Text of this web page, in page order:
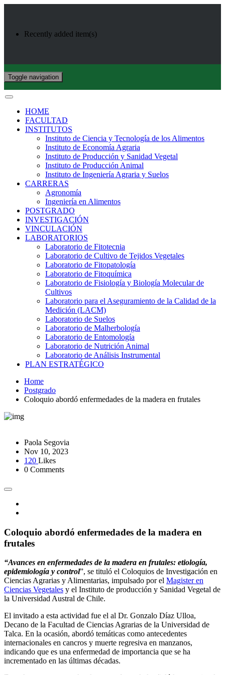
Recently added item(s)
Toggle navigation
HOME
FACULTAD
INSTITUTOS
Instituto de Ciencia y Tecnología de los Alimentos
Instituto de Economía Agraria
Instituto de Producción y Sanidad Vegetal
Instituto de Producción Animal
Instituto de Ingeniería Agraria y Suelos
CARRERAS
Agronomía
Ingeniería en Alimentos
POSTGRADO
INVESTIGACIÓN
VINCULACIÓN
LABORATORIOS
Laboratorio de Fitotecnia
Laboratorio de Cultivo de Tejidos Vegetales
Laboratorio de Fitopatología
Laboratorio de Fitoquímica
Laboratorio de Fisiología y Biología Molecular de
Cultivos
Laboratorio para el Aseguramiento de la Calidad de la
Medición (LACM)
Laboratorio de Suelos
Laboratorio de Malherbología
Laboratorio de Entomología
Laboratorio de Nutrición Animal
Laboratorio de Análisis Instrumental
PLAN ESTRATÉGICO
Home
Postgrado
Coloquio abordó enfermedades de la madera en frutales
Paola Segovia
Nov 10, 2023
120 Likes
0 Comments
Coloquio abordó enfermedades de la madera en
frutales
“Avances en enfermedades de la madera en frutales: etiología,
epidemiología y control”, se tituló el Coloquios de Investigación en
Ciencias Agrarias y Alimentarias, impulsado por el Magister en
Ciencias Vegetales y el Instituto de producción y Sanidad Vegetal de
la Universidad Austral de Chile.
El invitado a esta actividad fue el al Dr. Gonzalo Díaz Ulloa,
Decano de la Facultad de Ciencias Agrarias de la Universidad de
Talca. En la ocasión, abordó temáticas como antecedentes
internacionales en cancros y muerte regresiva en manzanos,
indicando que es una enfermedad de importancia que se ha
incrementado en las últimas décadas.